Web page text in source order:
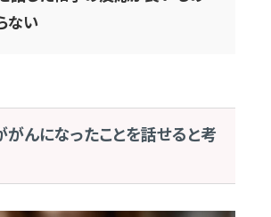
ない
んになったことを話せると考